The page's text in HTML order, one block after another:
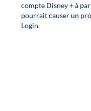
compte Disney + à
pourrait causer un
Login.